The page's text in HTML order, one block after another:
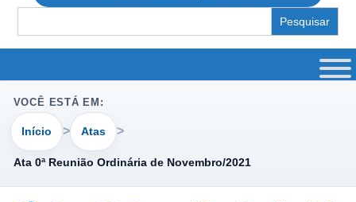
for:
VOCÊ ESTÁ EM:
Início Atas
Ata 0ª Reunião Ordinária de Novembro/2021